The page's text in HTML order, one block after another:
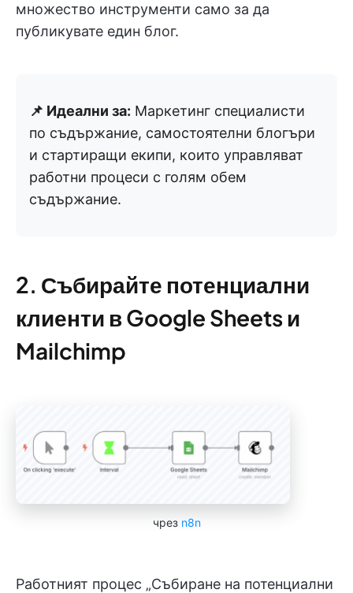
множество инструменти само за да
публикувате един блог.
📌 Идеални за: Маркетинг специалисти
по съдържание, самостоятелни блогъри
и стартиращи екипи, които управляват
работни процеси с голям обем
съдържание.
2. Събирайте потенциални
клиенти в Google Sheets и
Mailchimp
чрез n8n
Работният процес „Събиране на потенциални